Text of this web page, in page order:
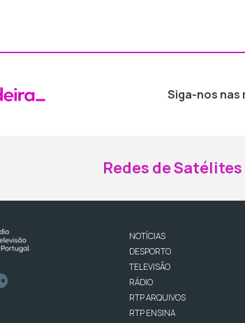
Siga-nos nas
Redes de Satélites
NOTÍCIAS
DESPORTO
TELEVISÃO
RÁDIO
RTP ARQUIVOS
RTP ENSINA